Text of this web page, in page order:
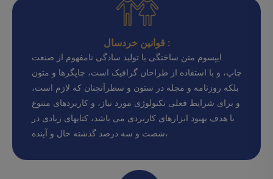
قوانین خردسال :
ایپسوم متن ساختگی با تولید سادگی نامفهوم از صنعت
چاپ، و با استفاده از طراحان گرافیک است، چاپگرها و متون
بلکه روزنامه و مجله در ستون و سطرآنچنان که لازم است،
و برای شرایط فعلی تکنولوژی مورد نیاز، و کاربردهای متنوع
با هدف بهبود ابزارهای کاربردی می باشد، کتابهای زیادی در
شصت و سه درصد گذشته حال و آینده،